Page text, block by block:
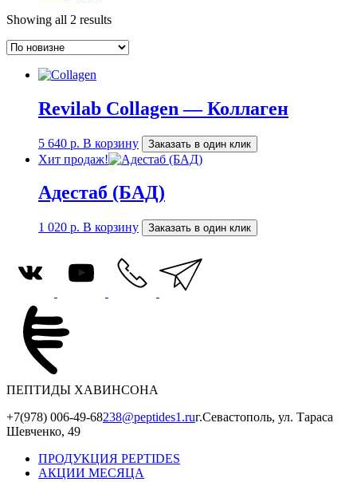
Showing all 2 results
Revilab Collagen — Коллаген
5 640 р. В корзину Заказать в один клик
Хит продаж!
Адестаб (БАД)
1 020 р. В корзину Заказать в один клик
ПЕПТИДЫ ХАВИНСОНА
+7(978) 006-49-68238@peptides1.ruг.Севастополь, ул. Тараса
Шевченко, 49
ПРОДУКЦИЯ PEPTIDES
АКЦИИ МЕСЯЦА